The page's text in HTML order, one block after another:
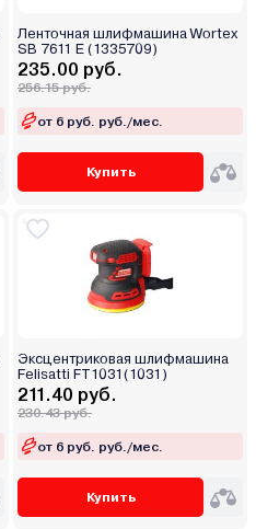
Ленточная шлифмашина Wortex
SB 7611 E (1335709)
235.00 руб.
256.15 руб.
от 6 руб. руб./мес.
Купить
Эксцентриковая шлифмашина
Felisatti FT1031(1031)
211.40 руб.
230.43 руб.
от 6 руб. руб./мес.
Купить